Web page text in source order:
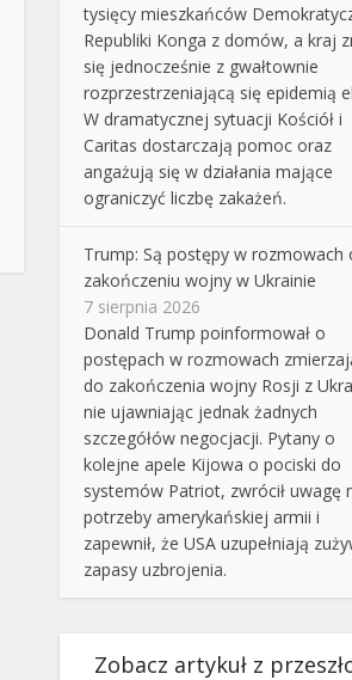
tysięcy mieszkańców
Republiki Konga z domów, a kraj
się jednocześnie z gwałtownie
rozprzestrzeniającą się epidemią
W dramatycznej sytuacji Kościół i
Caritas dostarczają pomoc oraz
angażują się w działania mające
ograniczyć liczbę zakażeń.
Trump: Są postępy w rozmowach
zakończeniu wojny w Ukrainie
7 sierpnia 2026
Donald Trump poinformował o
postępach w rozmowach
do zakończenia wojny Rosji z
nie ujawniając jednak żadnych
szczegółów negocjacji. Pytany o
kolejne apele Kijowa o pociski do
systemów Patriot, zwrócił uwagę
potrzeby amerykańskiej armii i
zapewnił, że USA uzupełniają
zapasy uzbrojenia.
Zobacz artykuł z